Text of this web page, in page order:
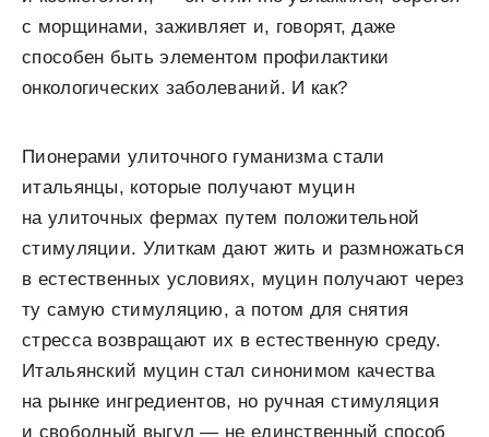
с морщинами, заживляет и, говорят, даже
способен быть элементом профилактики
онкологических заболеваний. И как?
Пионерами улиточного гуманизма стали
итальянцы, которые получают муцин
на улиточных фермах путем положительной
стимуляции. Улиткам дают жить и размножаться
в естественных условиях, муцин получают через
ту самую стимуляцию, а потом для снятия
стресса возвращают их в естественную среду.
Итальянский муцин стал синонимом качества
на рынке ингредиентов, но ручная стимуляция
и свободный выгул — не единственный способ